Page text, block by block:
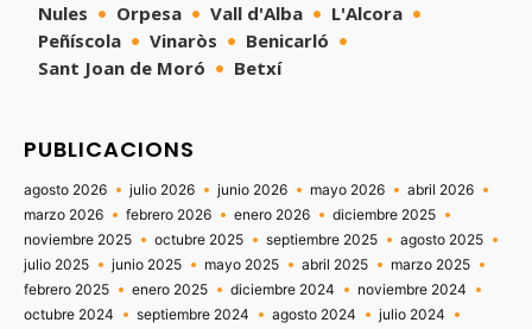
Nules
Orpesa Vall d'Alba
L'Alcora
Peñíscola
Vinaròs
Benicarló
Sant Joan de Moró
Betxí
PUBLICACIONS
agosto 2026 julio 2026 junio 2026 mayo 2026
abril 2026
marzo 2026
febrero 2026 enero 2026
diciembre 2025
noviembre 2025
octubre 2025 septiembre 2025
agosto 2025
julio 2025
junio 2025 mayo 2025 abril 2025
marzo 2025
febrero 2025
enero 2025 diciembre 2024
noviembre 2024
octubre 2024
septiembre 2024 agosto 2024
julio 2024